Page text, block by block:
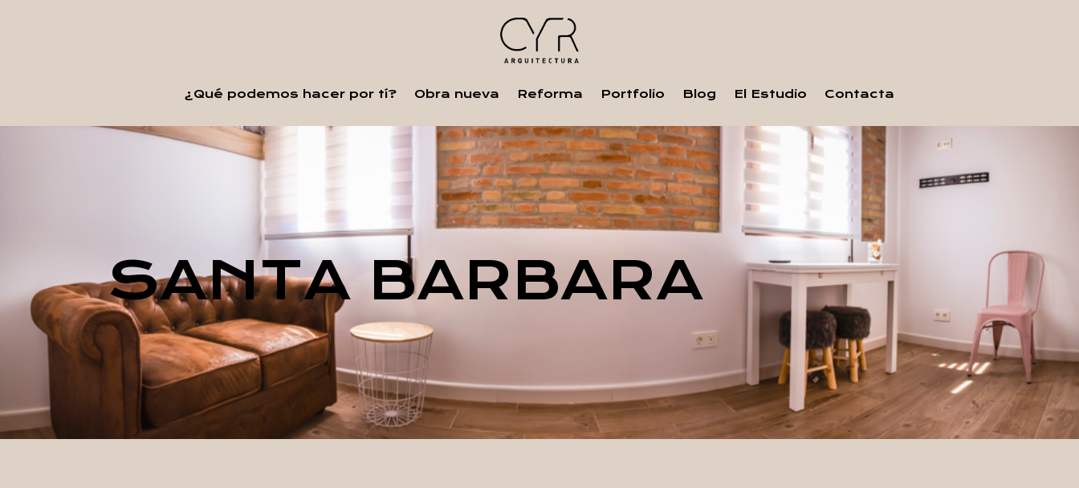
¿Qué podemos hacer por tí? Obra nueva Reforma Portfolio Blog El Estudio Contacta
SANTA BARBARA